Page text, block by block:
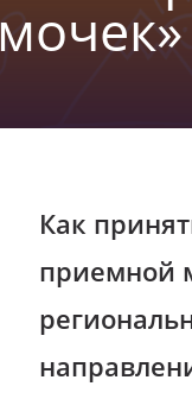
Как
приемной